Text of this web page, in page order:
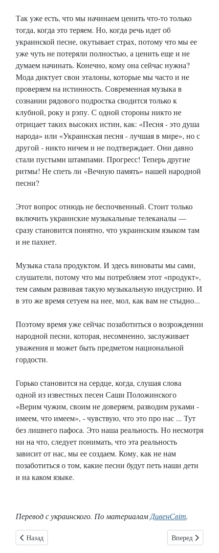
Так уже есть, что мы начинаем ценить что-то только
тогда, когда это теряем. Но, когда речь идет об
украинской песне, окутывает страх, потому что мы ее
уже чуть не потеряли полностью, а ценить еще и не
думаем начинать. Конечно, кому она сейчас нужна?
Мода диктует свои эталоны, которые мы часто и не
проверяем на истинность. Современная музыка в
сознании рядового подростка сводится только к
клубной, року и рэпу. С одной стороны никто не
отрицает таких высоких истин, как: «Песня - это душа
народа» или «Украинская песня - лучшая в мире», но с
другой - никто ничем и не подтверждает. Они давно
стали пустыми штампами. Прогресс! Теперь другие
ритмы! Не спеть ли «Вечную память» нашей народной
песни?
Этот вопрос отнюдь не беспочвенный. Стоит только
включить украинские музыкальные телеканалы —
сразу становится понятно, что украинским языком там
и не пахнет.
Музыка стала продуктом. И здесь виноваты мы сами,
слушатели, потому что мы потребляем этот «продукт»,
тем самым развивая такую ​​музыкальную индустрию. И
в это же время сетуем на нее, мол, как вам не стыдно...
Поэтому время уже сейчас позаботиться о возрождении
народной песни, которая, несомненно, заслуживает
уважения и может быть предметом национальной
гордости.
Горько становится на сердце, когда, слушая слова
одной из известных песен Саши Положинского
«Верим чужим, своим не доверяем, разводим руками -
имеем, что имеем», - чувствую, что это про нас ... Тут
без лишнего пафоса. Это наша реальность. Но несмотря
ни на что, следует понимать, что эта реальность
зависит от нас, мы ее создаем. Кому, как не нам
позаботиться о том, какие песни будут петь наши дети
и на каком языке.
Перевод с украинского. По материалам ДивенСвіт.
Предыдущий: Наибольшая болезнь человечества — гордость
Назад Следующий:
Вперед